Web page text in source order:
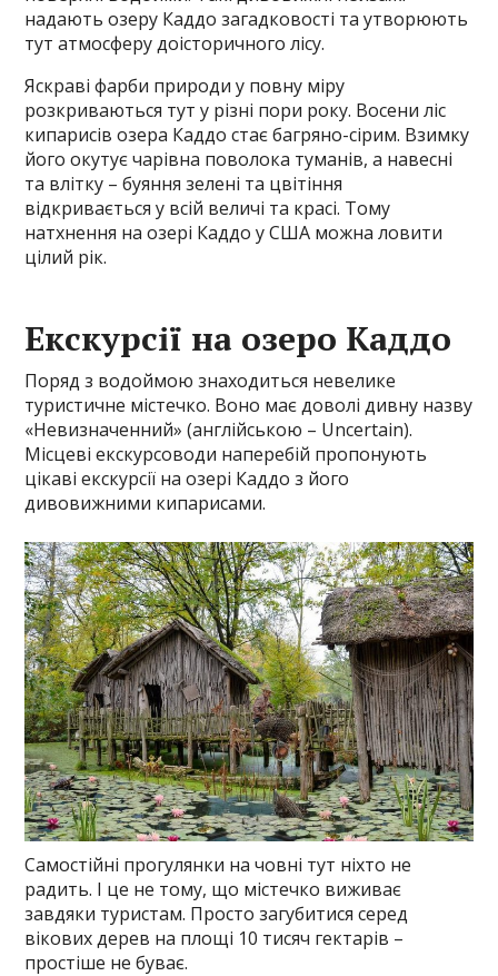
надають озеру Каддо загадковості та утворюють
тут атмосферу доісторичного лісу.
Яскраві фарби природи у повну міру
розкриваються тут у різні пори року. Восени ліс
кипарисів озера Каддо стає багряно-сірим. Взимку
його окутує чарівна поволока туманів, а навесні
та влітку – буяння зелені та цвітіння
відкривається у всій величі та красі. Тому
натхнення на озері Каддо у США можна ловити
цілий рік.
Екскурсії на озеро Каддо
Поряд з водоймою знаходиться невелике
туристичне містечко. Воно має доволі дивну назву
«Невизначенний» (англійською – Uncertain).
Місцеві екскурсоводи наперебій пропонують
цікаві екскурсії на озері Каддо з його
дивовижними кипарисами.
Самостійні прогулянки на човні тут ніхто не
радить. І це не тому, що містечко виживає
завдяки туристам. Просто загубитися серед
вікових дерев на площі 10 тисяч гектарів –
простіше не буває.